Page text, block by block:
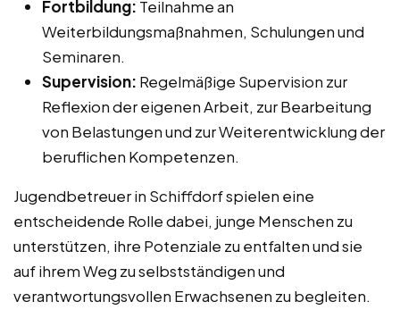
Fortbildung: Teilnahme an
Weiterbildungsmaßnahmen, Schulungen und
Seminaren.
Supervision: Regelmäßige Supervision zur
Reflexion der eigenen Arbeit, zur Bearbeitung
von Belastungen und zur Weiterentwicklung der
beruflichen Kompetenzen.
Jugendbetreuer in Schiffdorf spielen eine
entscheidende Rolle dabei, junge Menschen zu
unterstützen, ihre Potenziale zu entfalten und sie
auf ihrem Weg zu selbstständigen und
verantwortungsvollen Erwachsenen zu begleiten.